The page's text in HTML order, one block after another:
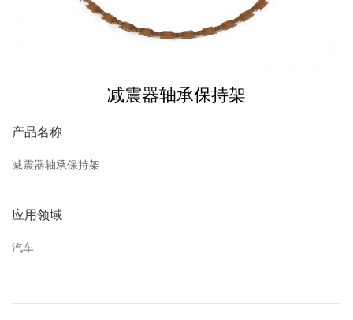
减震器轴承保持架
产品名称
减震器轴承保持架
应用领域
汽车